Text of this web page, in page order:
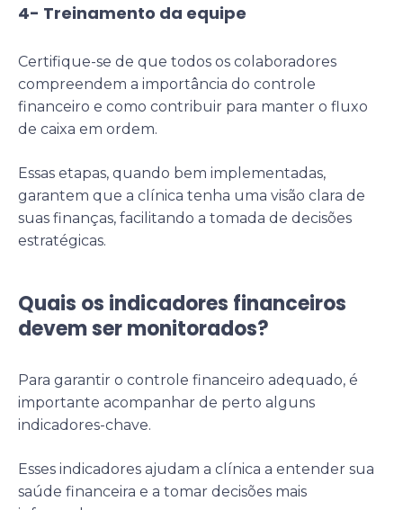
4- Treinamento da equipe
Certifique-se de que todos os colaboradores
compreendem a importância do controle
financeiro e como contribuir para manter o fluxo
de caixa em ordem.
Essas etapas, quando bem implementadas,
garantem que a clínica tenha uma visão clara de
suas finanças, facilitando a tomada de decisões
estratégicas.
Quais os indicadores financeiros
devem ser monitorados?
Para garantir o controle financeiro adequado, é
importante acompanhar de perto alguns
indicadores-chave.
Esses indicadores ajudam a clínica a entender sua
saúde financeira e a tomar decisões mais